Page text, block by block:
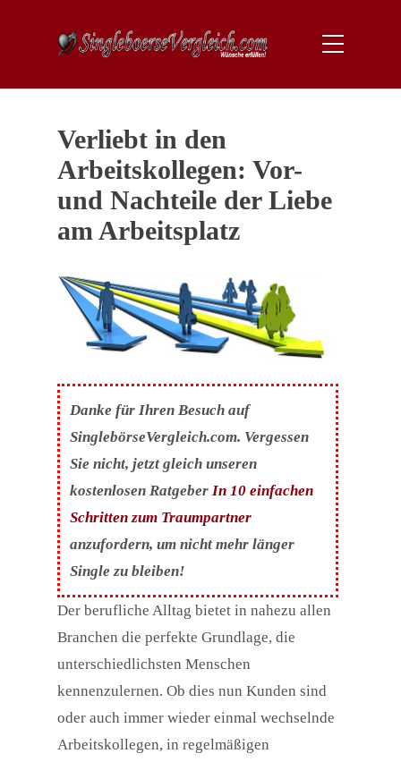
Verliebt in den
Arbeitskollegen: Vor-
und Nachteile der Liebe
am Arbeitsplatz
Danke für Ihren Besuch auf
SinglebörseVergleich.com. Vergessen
Sie nicht, jetzt gleich unseren
kostenlosen Ratgeber In 10 einfachen
Schritten zum Traumpartner
anzufordern, um nicht mehr länger
Single zu bleiben!
Der berufliche Alltag bietet in nahezu allen
Branchen die perfekte Grundlage, die
unterschiedlichsten Menschen
kennenzulernen. Ob dies nun Kunden sind
oder auch immer wieder einmal wechselnde
Arbeitskollegen, in regelmäßigen